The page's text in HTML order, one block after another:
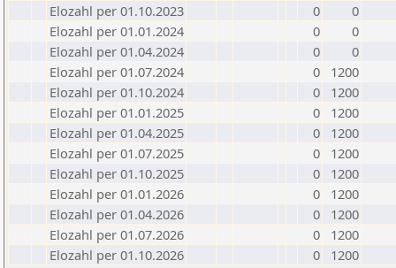
Elozahl per 01.10.2023
0
0
Elozahl per 01.01.2024
0
0
Elozahl per 01.04.2024
0
0
Elozahl per 01.07.2024
0
1200
Elozahl per 01.10.2024
0
1200
Elozahl per 01.01.2025
0
1200
Elozahl per 01.04.2025
0
1200
Elozahl per 01.07.2025
0
1200
Elozahl per 01.10.2025
0
1200
Elozahl per 01.01.2026
0
1200
Elozahl per 01.04.2026
0
1200
Elozahl per 01.07.2026
0
1200
Elozahl per 01.10.2026
0 1200